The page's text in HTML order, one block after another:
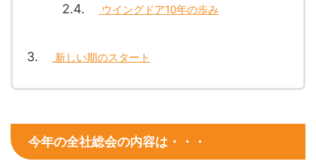
2.4 ウイングドア10年の歩み
3 新しい期のスタート
今年の全社総会の内容は・・・